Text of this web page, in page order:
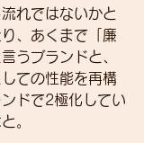
れではないかと
、あくまで「廉
うブランドと、
ての性能を再構
ドで2極化してい
。